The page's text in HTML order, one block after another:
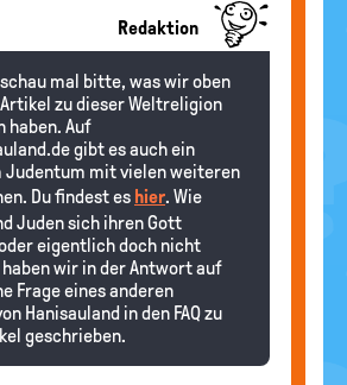
Redaktion
mal bitte, was wir oben
zu dieser Weltreligion
haben. Auf
gibt es auch ein
Judentum mit vielen weiteren
Du findest es hier. Wie
Juden sich ihren Gott
eigentlich doch nicht
wir in der Antwort auf
Frage eines anderen
Hanisauland in den FAQ zu
geschrieben.